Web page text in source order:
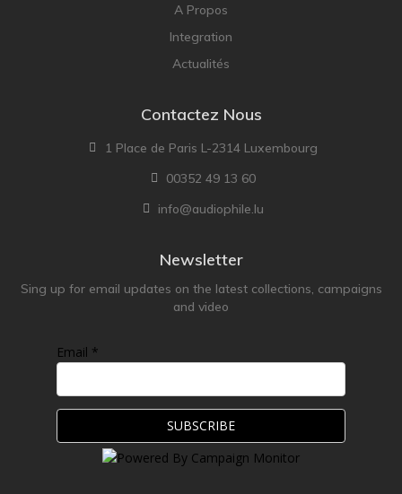
A Propos
Integration
Actualités
Contactez Nous
1 Place de Paris L-2314 Luxembourg
00352 49 13 60
info@audiophile.lu
Newsletter
Sing up for email updates on the latest collections, campaigns
and video
Email *